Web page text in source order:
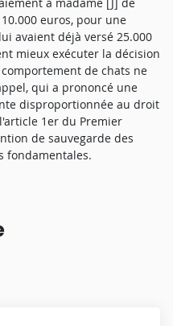
euros, pour une
avaient déjà versé 25.000
mieux exécuter la décision
de chats ne
qui a prononcé une
disproportionnée au droit
1er du Premier
de sauvegarde des
fondamentales.